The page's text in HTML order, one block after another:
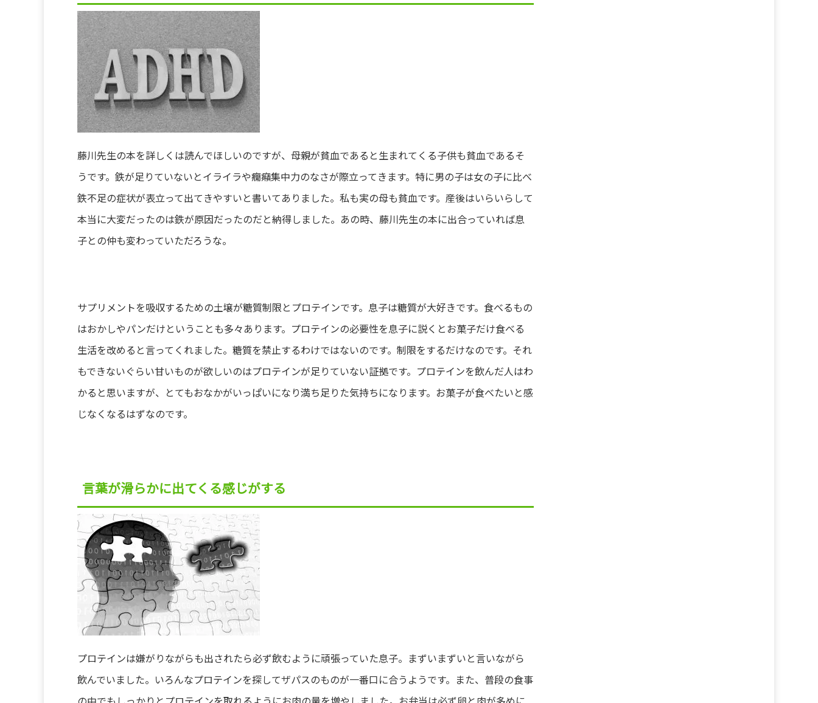
藤川先生の本を詳しくは読んでほしいのですが、母親が貧血であると生まれてくる子供も貧血であるそ
うです。鉄が足りていないとイライラや癇癪集中力のなさが際立ってきます。特に男の子は女の子に比べ
鉄不足の症状が表立って出てきやすいと書いてありました。私も実の母も貧血です。産後はいらいらして
本当に大変だったのは鉄が原因だったのだと納得しました。あの時、藤川先生の本に出合っていれば息
子との仲も変わっていただろうな。
サプリメントを吸収するための土壌が糖質制限とプロテインです。息子は糖質が大好きです。食べるもの
はおかしやパンだけということも多々あります。プロテインの必要性を息子に説くとお菓子だけ食べる
生活を改めると言ってくれました。糖質を禁止するわけではないのです。制限をするだけなのです。それ
もできないぐらい甘いものが欲しいのはプロテインが足りていない証拠です。プロテインを飲んだ人はわ
かると思いますが、とてもおなかがいっぱいになり満ち足りた気持ちになります。お菓子が食べたいと感
じなくなるはずなのです。
言葉が滑らかに出てくる感じがする
プロテインは嫌がりながらも出されたら必ず飲むように頑張っていた息子。まずいまずいと言いながら
飲んでいました。いろんなプロテインを探してザパスのものが一番口に合うようです。また、普段の食事
の中でもしっかりとプロテインを取れるようにお肉の量を増やしました。お弁当は必ず卵と肉が多めに